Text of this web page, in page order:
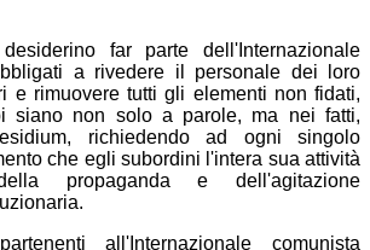
far parte dell'Internazionale
a rivedere il personale dei loro
e rimuovere tutti gli elementi non fidati,
siano non solo a parole, ma nei fatti,
richiedendo ad ogni singolo
che egli subordini l'intera sua attività
propaganda e dell'agitazione
all'Internazionale comunista